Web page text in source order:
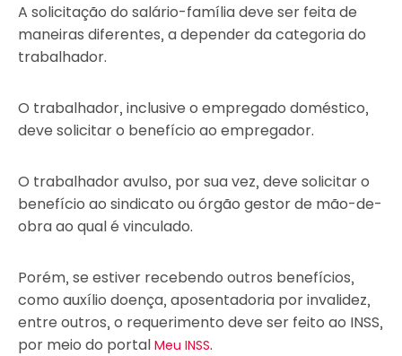
A solicitação do salário-família deve ser feita de
maneiras diferentes, a depender da categoria do
trabalhador.
O trabalhador, inclusive o empregado doméstico,
deve solicitar o benefício ao empregador.
O trabalhador avulso, por sua vez, deve solicitar o
benefício ao sindicato ou órgão gestor de mão-de-
obra ao qual é vinculado.
Porém, se estiver recebendo outros benefícios,
como auxílio doença, aposentadoria por invalidez,
entre outros, o requerimento deve ser feito ao INSS,
por meio do portal Meu INSS.